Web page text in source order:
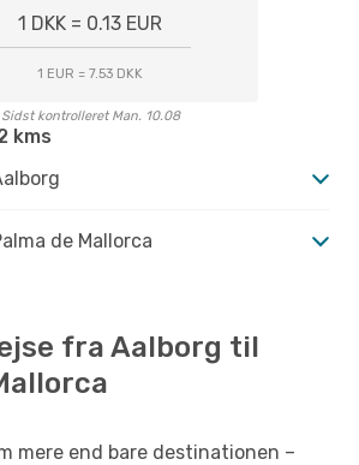
1 DKK = 0.13 EUR
1 EUR = 7.53 DKK
Sidst kontrolleret Man. 10.08
kms
de Mallorca
fra Aalborg til
mere end bare destinationen –